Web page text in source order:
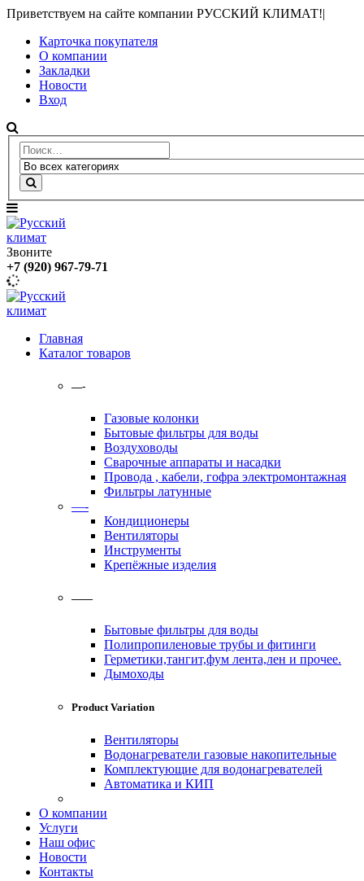
Приветствуем на сайте компании РУССКИЙ КЛИМАТ!|
Карточка покупателя
О компании
Закладки
Новости
Вход
Звоните
+7 (920) 967-79-71
Главная
Каталог товаров
—-
Газовые колонки
Бытовые фильтры для воды
Воздуховоды
Сварочные аппараты и насадки
Провода , кабели, гофра электромонтажная
Фильтры латунные
—-
Кондиционеры
Вентиляторы
Инструменты
Крепёжные изделия
——
Бытовые фильтры для воды
Полипропиленовые трубы и фитинги
Герметики,тангит,фум лента,лен и прочее.
Дымоходы
Product Variation
Вентиляторы
Водонагреватели газовые накопительные
Комплектующие для водонагревателей
Автоматика и КИП
О компании
Услуги
Наш офис
Новости
Контакты